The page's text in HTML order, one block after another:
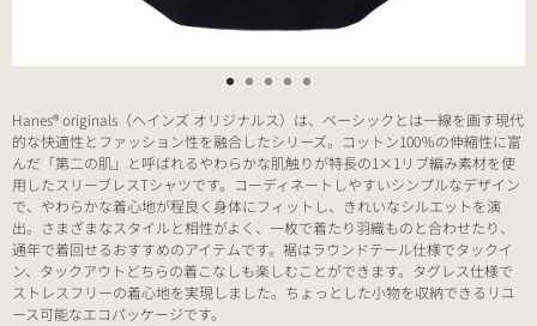
Hanes® originals（ヘインズ オリジナルス）は、ベーシックとは一線を画す現代
的な快適性とファッション性を融合したシリーズ。コットン100％の伸縮性に富
んだ「第二の肌」と呼ばれるやわらかな肌触りが特長の1×1リブ編み素材を使
用したスリーブレスTシャツです。コーディネートしやすいシンプルなデザイン
で、やわらかな着心地が程良く身体にフィットし、きれいなシルエットを演
出。さまざまなスタイルと相性がよく、一枚で着たり羽織ものと合わせたり、
通年で着回せるおすすめのアイテムです。裾はラウンドテール仕様でタックイ
ン、タックアウトどちらの着こなしも楽しむことができます。タグレス仕様で
ストレスフリーの着心地を実現しました。ちょっとした小物を収納できるリユ
ース可能なエコパッケージです。